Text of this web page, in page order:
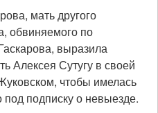
мать другого
обвиняемого по
выразила
Алексея Сутугу в своей
чтобы имелась
под подписку о невыезде.